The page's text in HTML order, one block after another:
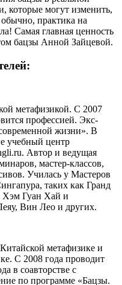
которые могут изменить,
практика на
Самая главная ценность
бацзы Анной Зайцевой.
метафизикой. С 2007
профессией. Экс-
жизни». В
учебный центр
Автор и ведущая
мастер-классов,
Училась у Мастеров
таких как Гранд
Гуан Хай и
Вин Лео и других.
метафизике и
С 2008 года проводит
в соавторстве с
по программе «Бацзы.